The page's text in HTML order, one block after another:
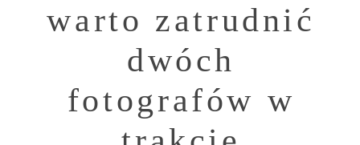
warto zatrudnić
dwóch
fotografów w